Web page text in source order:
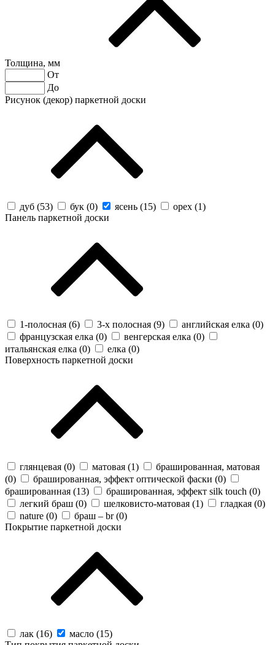
Толщина, мм
От
До
Рисунок (декор) паркетной доски
дуб (53) бук (0) ясень (15) орех (1)
Панель паркетной доски
1-полосная (6) 3-х полосная (9) английская елка (0)
французская елка (0) венгерская елка (0)
итальянская елка (0) елка (0)
Поверхность паркетной доски
глянцевая (0) матовая (1)
брашированная, матовая
(0) брашированная, эффект оптической фаски (0)
брашированная (13) брашированная, эффект silk touch (0)
легкий браш (0) шелковисто-матовая (1) гладкая (0)
nature (0) браш – br (0)
Покрытие паркетной доски
лак (16) масло (15)